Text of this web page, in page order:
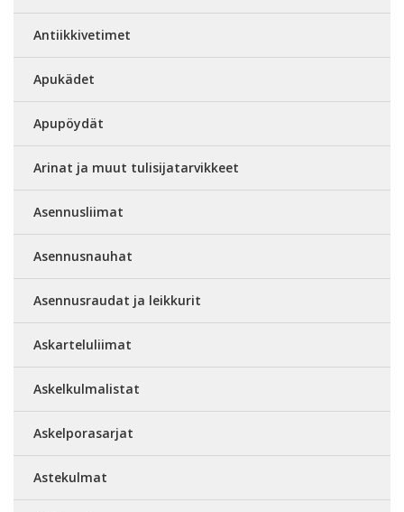
Antiikkivetimet
Apukädet
Apupöydät
Arinat ja muut tulisijatarvikkeet
Asennusliimat
Asennusnauhat
Asennusraudat ja leikkurit
Askarteluliimat
Askelkulmalistat
Askelporasarjat
Astekulmat